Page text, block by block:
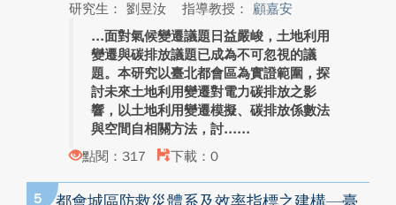
研究生： 劉昱汝
指導教授： 顧嘉安
面對氣候變遷議題日益嚴峻，土地利用
變遷與碳排放議題已成為不可忽視的議
題。本研究以臺北都會區為實證範圍，探
討未來土地利用變遷對電力碳排放之影
響，以土地利用變遷模擬、碳排放係數法
與空間自相關方法，討...
點閱：317
下載：0
5